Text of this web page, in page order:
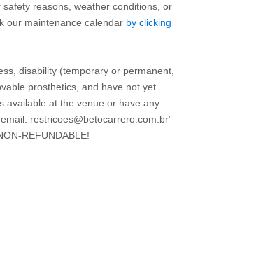
reasons, weather conditions, or
our maintenance calendar by clicking
disability (temporary or permanent,
prosthetics, and have not yet
available at the venue or have any
restricoes@betocarrero.com.br”
REFUNDABLE!